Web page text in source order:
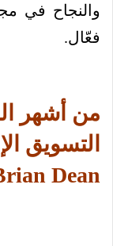
والنجاح في
فعّال.
من أشهر
التسويق
Dean